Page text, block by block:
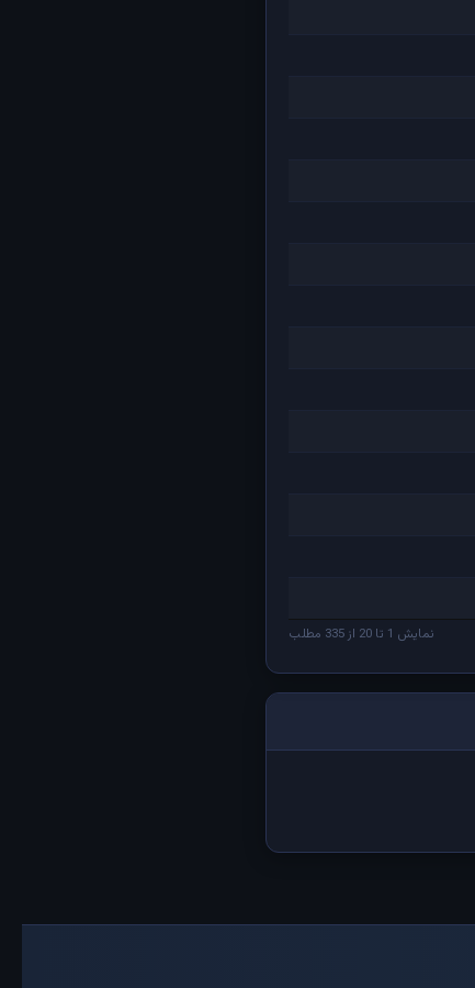
نمایش 1 تا 20 از 335 مطلب